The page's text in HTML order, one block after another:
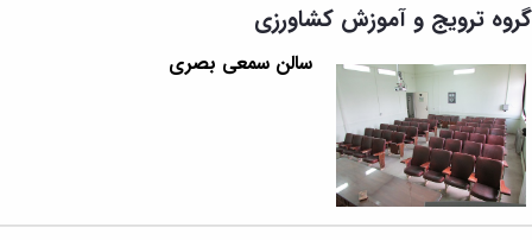
گروه ترویج و آموزش کشاورزی
سالن سمعی بصری